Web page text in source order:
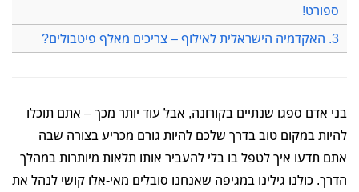
ספורט!
3. האקדמיה הישראלית לאילוף – צריכים מאלף פיטבולים?
בני אדם ספגו שנתיים בקורונה, אבל עוד יותר מכך – אתם תוכלו
להיות במקום טוב בדרך שלכם להיות גורם מכריע בצורה שבה
אתם תדעו איך לטפל בו בלי להעביר אותו תלאות מיותרות במהלך
הדרך. כולנו גילינו במגיפה שאנחנו סובלים מאי-אלו קושי לנהל את